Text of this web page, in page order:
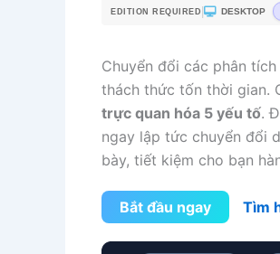
EDITION REQUIRED DESKTOP
Chuyển đổi các phân
thách thức tốn thời gian.
trực quan hóa 5 yếu tố.
ngay lập tức chuyển đổi
bày, tiết kiệm cho bạn
Bắt đầu ngay Tìm